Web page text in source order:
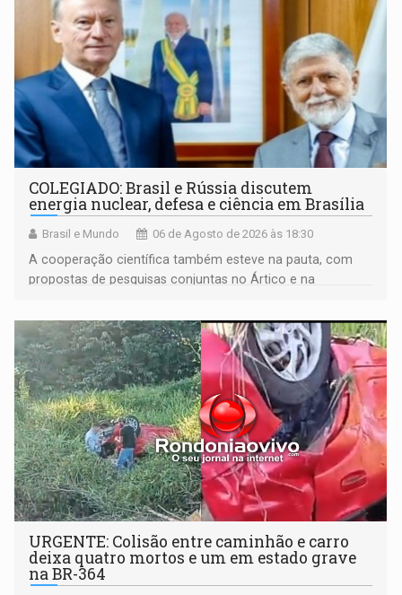
COLEGIADO: Brasil e Rússia discutem
energia nuclear, defesa e ciência em Brasília
Brasil e Mundo 06 de Agosto de 2026 às 18:30
A cooperação científica também esteve na pauta, com
propostas de pesquisas conjuntas no Ártico e na
URGENTE: Colisão entre caminhão e carro
deixa quatro mortos e um em estado grave
na BR-364